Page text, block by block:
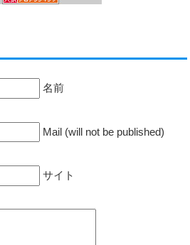
名前
Mail (will not be published)
サイト